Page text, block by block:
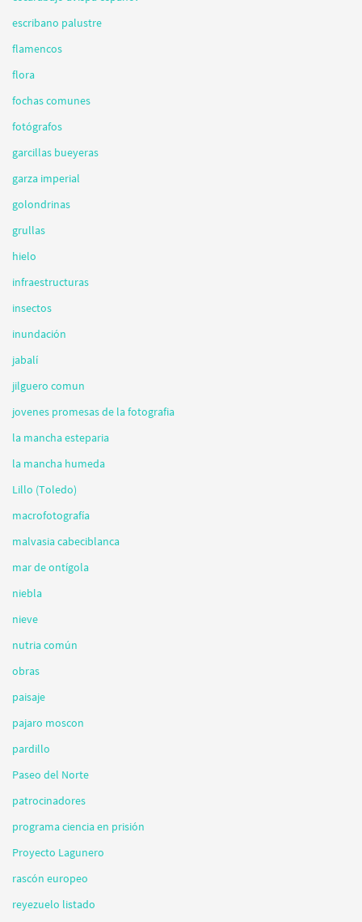
escribano palustre
flamencos
flora
fochas comunes
fotógrafos
garcillas bueyeras
garza imperial
golondrinas
grullas
hielo
infraestructuras
insectos
inundación
jabalí
jilguero comun
jovenes promesas de la fotografia
la mancha esteparia
la mancha humeda
Lillo (Toledo)
macrofotografía
malvasia cabeciblanca
mar de ontígola
niebla
nieve
nutria común
obras
paisaje
pajaro moscon
pardillo
Paseo del Norte
patrocinadores
programa ciencia en prisión
Proyecto Lagunero
rascón europeo
reyezuelo listado